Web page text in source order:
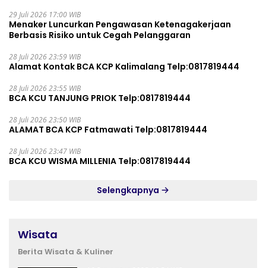
29 Juli 2026 17:00 WIB
Menaker Luncurkan Pengawasan Ketenagakerjaan
Berbasis Risiko untuk Cegah Pelanggaran
28 Juli 2026 23:59 WIB
Alamat Kontak BCA KCP Kalimalang Telp:0817819444
28 Juli 2026 23:55 WIB
BCA KCU TANJUNG PRIOK Telp:0817819444
28 Juli 2026 23:50 WIB
ALAMAT BCA KCP Fatmawati Telp:0817819444
28 Juli 2026 23:47 WIB
BCA KCU WISMA MILLENIA Telp:0817819444
Selengkapnya
Wisata
Berita Wisata & Kuliner